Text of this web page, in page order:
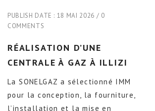
PUBLISH DATE : 18 MAI 2026
0
COMMENTS
RÉALISATION D’UNE
CENTRALE À GAZ À ILLIZI
La SONELGAZ a sélectionné IMM
pour la conception, la fourniture,
l’installation et la mise en